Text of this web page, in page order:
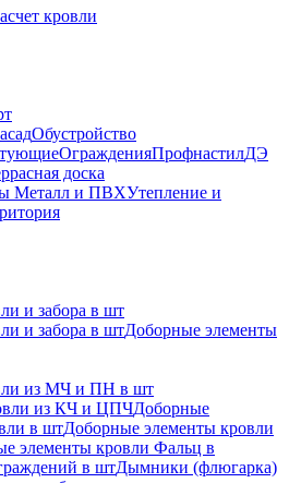
кровли
Обустройство
ОгражденияПрофнастилДЭ
доска
Металл и ПВХУтепление и
и забора в шт
и забора в штДоборные элементы
из МЧ и ПН в шт
из КЧ и ЦПЧДоборные
в штДоборные элементы кровли
элементы кровли Фальц в
в штДымники (флюгарка)